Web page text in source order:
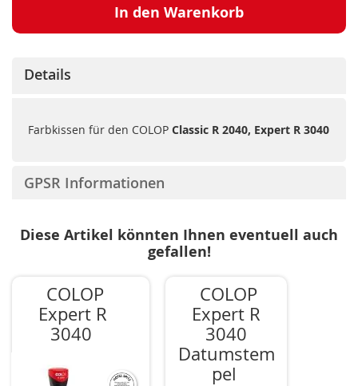
In den Warenkorb
Details
Farbkissen für den COLOP Classic R 2040, Expert R 3040
GPSR Informationen
Diese Artikel könnten Ihnen eventuell auch
gefallen!
COLOP
Expert R
3040
COLOP
Expert R
3040
Datumstem
pel